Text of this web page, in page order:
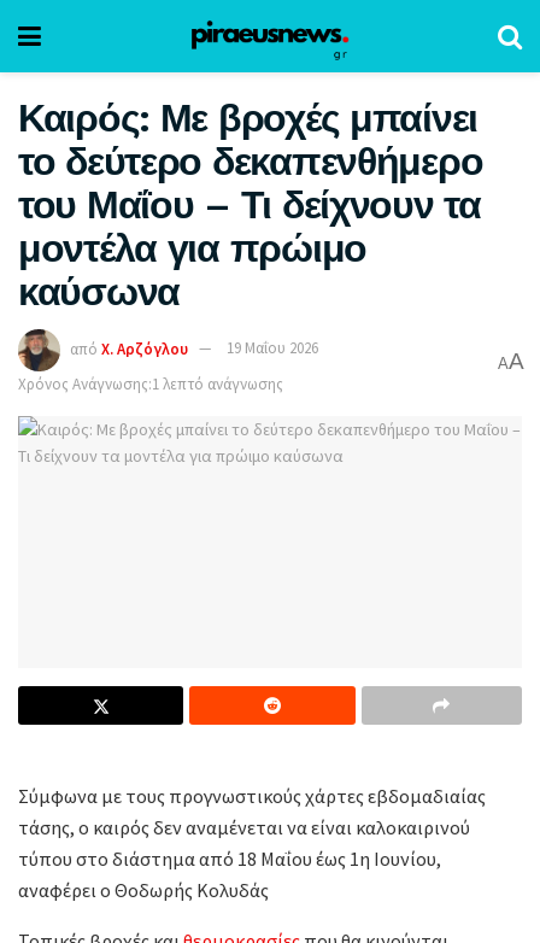
Καιρός: Με βροχές μπαίνει
το δεύτερο δεκαπενθήμερο
του Μαΐου – Τι δείχνουν τα
μοντέλα για πρώιμο
καύσωνα
από Χ. Αρζόγλου
19 Μαΐου 2026
Χρόνος Ανάγνωσης:1 λεπτό ανάγνωσης
AA
Σύμφωνα με τους προγνωστικούς χάρτες εβδομαδιαίας
τάσης, ο καιρός δεν αναμένεται να είναι καλοκαιρινού
τύπου στο διάστημα από 18 Μαΐου έως 1η Ιουνίου,
αναφέρει ο Θοδωρής Κολυδάς